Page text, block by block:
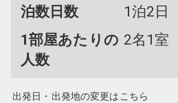
泊数日数
1泊2日
1部屋あたりの
人数
2名1室
出発日・出発地の変更はこちら